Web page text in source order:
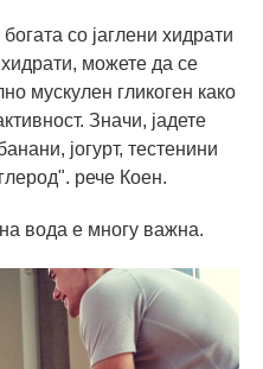
со јаглени хидрати
можете да се
мускулен гликоген како
Значи, јадете
јогурт, тестенини
рече Коен.
вода е многу важна.